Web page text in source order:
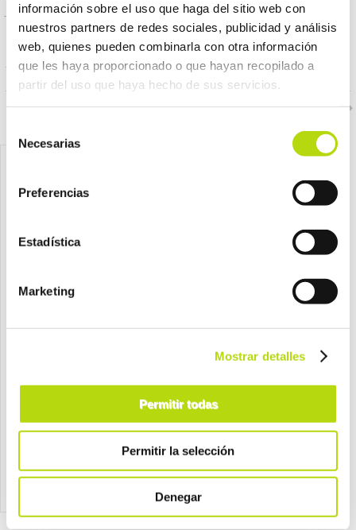
información sobre el uso que haga del sitio web con
nuestros partners de redes sociales, publicidad y análisis
web, quienes pueden combinarla con otra información
que les haya proporcionado o que hayan recopilado a
partir del uso que haya hecho de sus servicios.
Necesarias
Preferencias
Estadística
Marketing
Mostrar detalles
Permitir todas
Permitir la selección
Denegar
PRODUCTOS RELACIONADOS
salvavidas pro coral
39,95 €
Freedog
oscuro
29,95 €